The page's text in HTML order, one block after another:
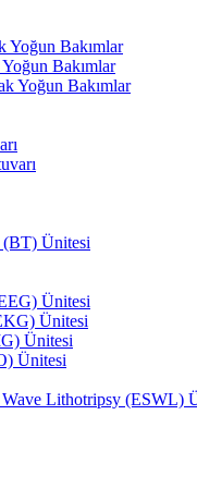
Yoğun Bakımlar
Bakımlar
Yoğun Bakımlar
(BT) Ünitesi
Ünitesi
Ünitesi
Ünitesi
Ünitesi
Lithotripsy (ESWL)